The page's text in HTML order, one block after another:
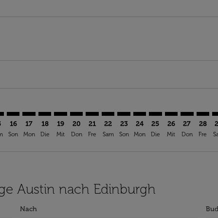
16
Son
17
Mon
18
Die
19
Mit
AUS–EDI: cmp-view-offers-disclaimer.
20
Don
AUS–EDI: cmp-view-offers-
21
Fre
AUS–EDI: cmp-view-offers-
22
Sam
AUS–EDI: cmp-view-
23
Son
AUS–EDI: cmp-view-
24
Mon
AUS–EDI: cmp-
25
Die
AUS–EDI:
26
Mit
27
Don
28
Fre
Austin nach Edinburgh
Nach